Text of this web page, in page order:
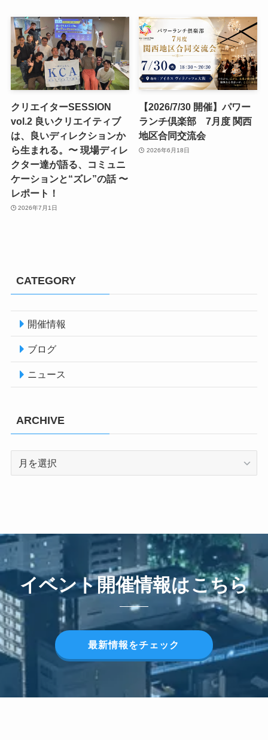
クリエイターSESSION
vol.2 良いクリエイティブ
は、良いディレクションか
ら生まれる。〜 現場ディレ
クター達が語る、コミュニ
ケーションと“ズレ”の話 〜
レポート！
2026年7月1日
【2026/7/30 開催】パワー
ランチ倶楽部 7月度 関西
地区合同交流会
2026年6月18日
CATEGORY
開催情報
ブログ
ニュース
ARCHIVE
ARCHIVE
イベント開催情報はこちら
最新情報をチェック